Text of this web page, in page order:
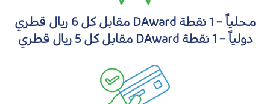
محلياً – 1 نقطة DAward مقابل كل 6 ريال قطري
دولياً – 1 نقطة DAward مقابل كل 5 ريال قطري